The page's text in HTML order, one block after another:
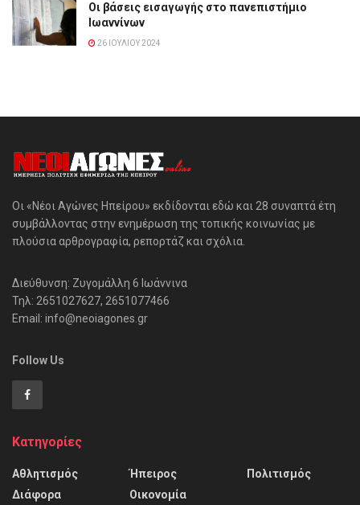
Οι βάσεις εισαγωγής στο πανεπιστήμιο
Ιωαννίνων
26 ΙΟΥΛΊΟΥ 2024
Οι «Νέοι Αγώνες Ηπείρου» εκδίδονται εδώ και 28 συναπτά έτη
συμβάλλοντας στην ενημέρωση της τοπικής κοινωνίας με
πλούσια αρθρογραφία, ρεπορτάζ και σχόλια.
Διεύθυνση: Ζυγομάλλη 6 Ιωάννινα
Τηλ: 2651027627, 2651077466
Email: info@neoiagones.gr
Follow Us
Κατηγορίες
Αθλητισμός
Διάφορα
Ήπειρος
Οικονομία
Πολιτισμός